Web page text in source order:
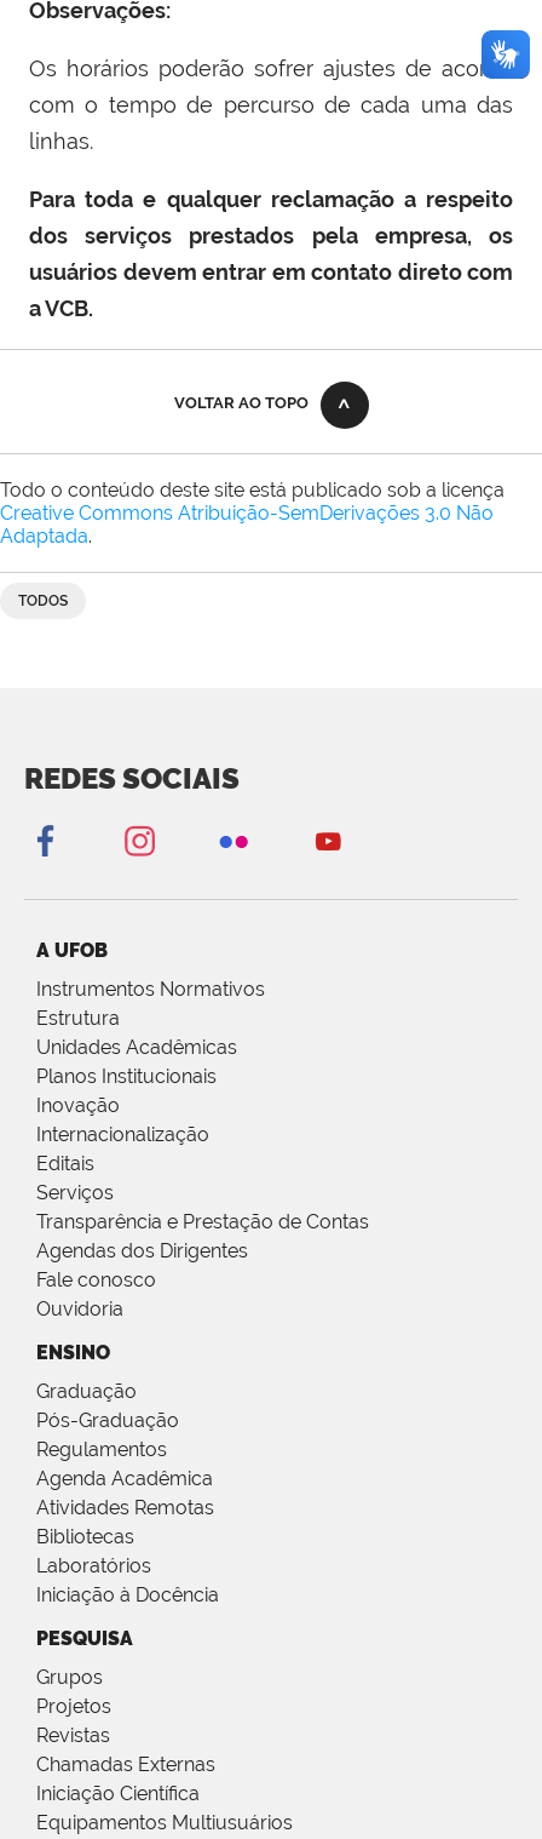
Observações:
Os horários poderão sofrer ajustes de acordo
com o tempo de percurso de cada uma das
linhas.
Para toda e qualquer reclamação a respeito
dos serviços prestados pela empresa, os
usuários devem entrar em contato direto com
a VCB.
VOLTAR AO TOPO
Todo o conteúdo deste site está publicado sob a licença
Creative Commons Atribuição-SemDerivações 3.0 Não
Adaptada.
TODOS
REDES SOCIAIS
A UFOB
Instrumentos Normativos
Estrutura
Unidades Acadêmicas
Planos Institucionais
Inovação
Internacionalização
Editais
Serviços
Transparência e Prestação de Contas
Agendas dos Dirigentes
Fale conosco
Ouvidoria
ENSINO
Graduação
Pós-Graduação
Regulamentos
Agenda Acadêmica
Atividades Remotas
Bibliotecas
Laboratórios
Iniciação à Docência
PESQUISA
Grupos
Projetos
Revistas
Chamadas Externas
Iniciação Científica
Equipamentos Multiusuários